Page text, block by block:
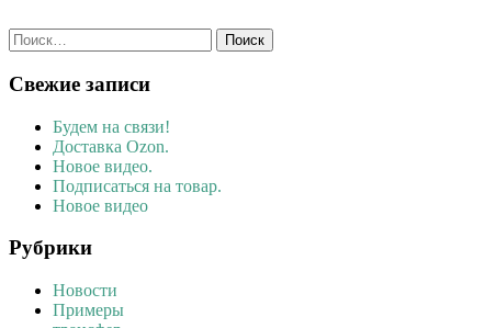
Найти:
Свежие записи
Будем на связи!
Доставка Ozon.
Новое видео.
Подписаться на товар.
Новое видео
Рубрики
Новости
Примеры